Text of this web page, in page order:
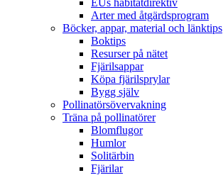
Arter med åtgärdsprogram
Böcker, appar, material och länktips
Boktips
Resurser på nätet
Fjärilsappar
Köpa fjärilsprylar
Bygg själv
Pollinatörsövervakning
Träna på pollinatörer
Blomflugor
Humlor
Solitärbin
Fjärilar